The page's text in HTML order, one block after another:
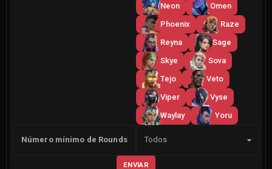
Neon
Omen
Phoenix
Raze
Reyna
Sage
Skye
Sova
Tejo
Veto
Viper
Vyse
Waylay
Yoru
Número mínimo de Rounds
Lado
Todos
ENVIAR